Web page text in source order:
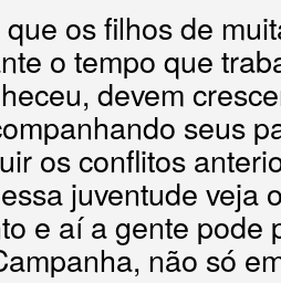
os filhos de
o tempo que
devem
seus
os conflitos
juventude veja
e aí a gente pode
não só